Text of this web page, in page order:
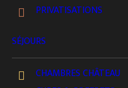
PRIVATISATIONS
SÉJOURS
CHAMBRES CHÂTEAU
Hôtes & Réception
jours jusqu’à 21h00